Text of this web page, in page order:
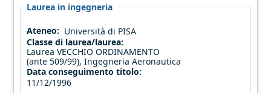
Laurea in ingegneria
Ateneo: Università di PISA
Classe di laurea/laurea:
Laurea VECCHIO ORDINAMENTO
(ante 509/99), Ingegneria Aeronautica
Data conseguimento titolo:
11/12/1996